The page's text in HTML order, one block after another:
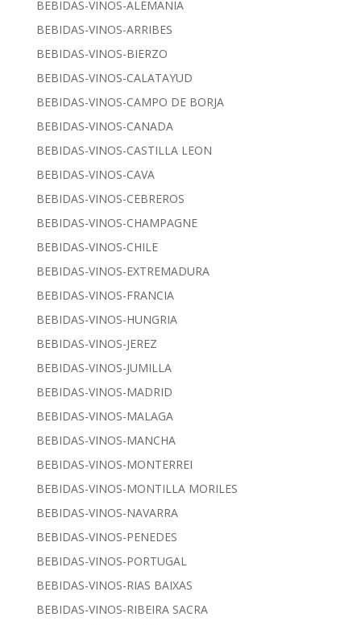
BEBIDAS-VINOS-ALEMANIA
BEBIDAS-VINOS-ARRIBES
BEBIDAS-VINOS-BIERZO
BEBIDAS-VINOS-CALATAYUD
BEBIDAS-VINOS-CAMPO DE BORJA
BEBIDAS-VINOS-CANADA
BEBIDAS-VINOS-CASTILLA LEON
BEBIDAS-VINOS-CAVA
BEBIDAS-VINOS-CEBREROS
BEBIDAS-VINOS-CHAMPAGNE
BEBIDAS-VINOS-CHILE
BEBIDAS-VINOS-EXTREMADURA
BEBIDAS-VINOS-FRANCIA
BEBIDAS-VINOS-HUNGRIA
BEBIDAS-VINOS-JEREZ
BEBIDAS-VINOS-JUMILLA
BEBIDAS-VINOS-MADRID
BEBIDAS-VINOS-MALAGA
BEBIDAS-VINOS-MANCHA
BEBIDAS-VINOS-MONTERREI
BEBIDAS-VINOS-MONTILLA MORILES
BEBIDAS-VINOS-NAVARRA
BEBIDAS-VINOS-PENEDES
BEBIDAS-VINOS-PORTUGAL
BEBIDAS-VINOS-RIAS BAIXAS
BEBIDAS-VINOS-RIBEIRA SACRA